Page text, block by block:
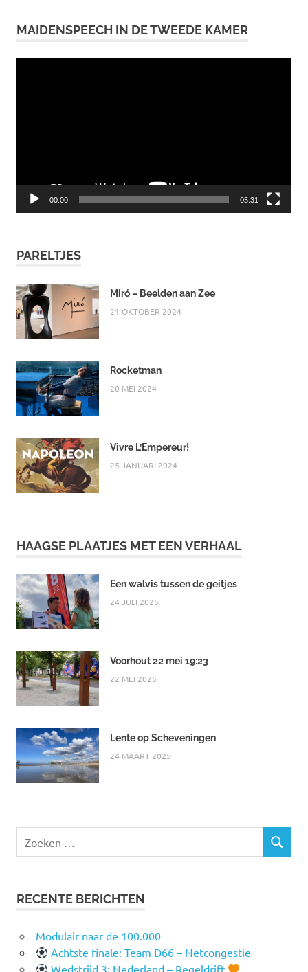
MAIDENSPEECH IN DE TWEEDE KAMER
00:00 05:31
PARELTJES
Miró – Beelden aan Zee
21 OKTOBER 2024
Rocketman
20 MEI 2024
Vivre L’Empereur!
25 JANUARI 2024
HAAGSE PLAATJES MET EEN VERHAAL
Een walvis tussen de geitjes
24 JULI 2025
Voorhout 22 mei 19:23
22 MEI 2025
Lente op Scheveningen
24 MAART 2025
naar:
ZOEKEN
RECENTE BERICHTEN
Modulair naar de 100.000
Achtste finale: Team D66 – Netcongestie
Wedstrijd 3: Nederland – Regeldrift